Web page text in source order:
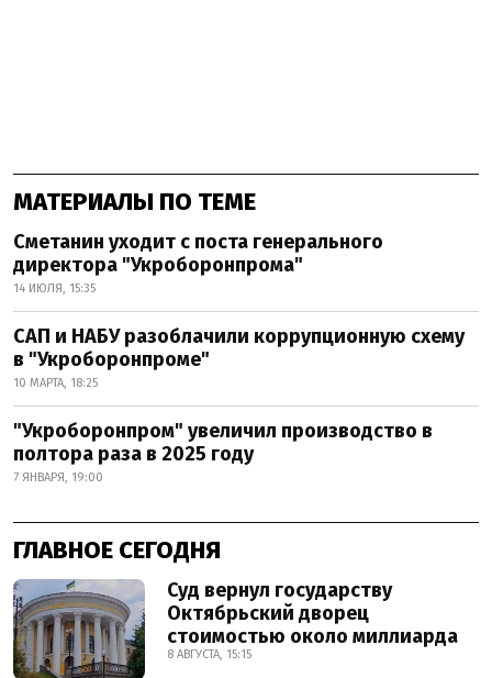
МАТЕРИАЛЫ ПО ТЕМЕ
Сметанин уходит с поста генерального
директора "Укроборонпрома"
14 ИЮЛЯ, 15:35
САП и НАБУ разоблачили коррупционную схему
в "Укроборонпроме"
10 МАРТА, 18:25
"Укроборонпром" увеличил производство в
полтора раза в 2025 году
7 ЯНВАРЯ, 19:00
ГЛАВНОЕ СЕГОДНЯ
Суд вернул государству
Октябрьский дворец
стоимостью около миллиарда
8 АВГУСТА, 15:15